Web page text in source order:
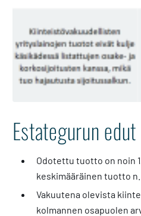
Estategurun
Odotettu tuotto on noin
keskimääräinen tuotto n.
Vakuutena olevista
kolmannen osapuolen